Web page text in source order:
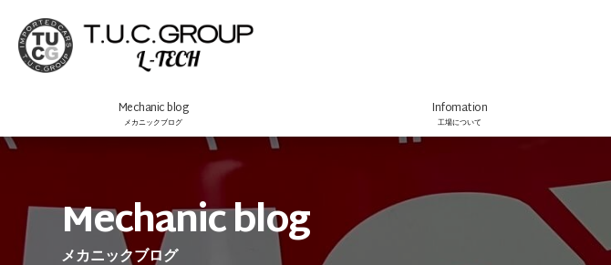
Mechanic blog
メカニックブログ
Infomation
工場について
Mechanic blog
メカニックブログ